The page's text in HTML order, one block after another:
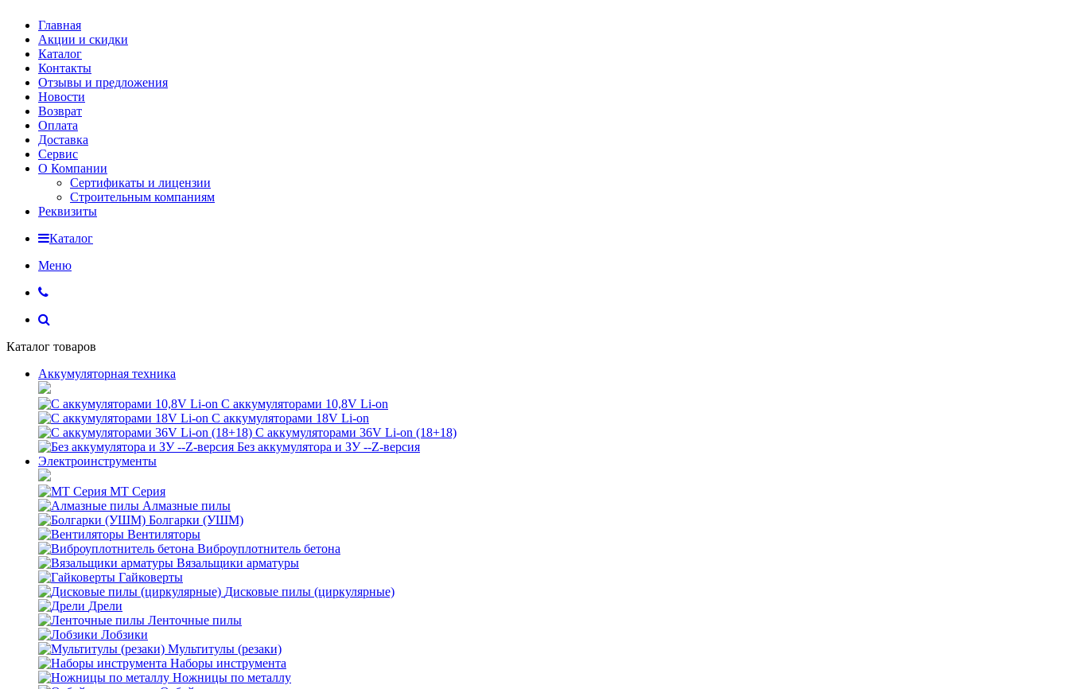
Главная
Акции и скидки
Каталог
Контакты
Отзывы и предложения
Новости
Возврат
Оплата
Доставка
Сервис
О Компании
Сертификаты и лицензии
Строительным компаниям
Реквизиты
Каталог
Меню
Каталог товаров
Аккумуляторная техника
С аккумуляторами 10,8V Li-on
С аккумуляторами 18V Li-on
С аккумуляторами 36V Li-on (18+18)
Без аккумулятора и ЗУ --Z-версия
Электроинструменты
MT Серия
Алмазные пилы
Болгарки (УШМ)
Вентиляторы
Виброуплотнитель бетона
Вязальщики арматуры
Гайковерты
Дисковые пилы (циркулярные)
Дрели
Ленточные пилы
Лобзики
Мультитулы (резаки)
Наборы инструмента
Ножницы по металлу